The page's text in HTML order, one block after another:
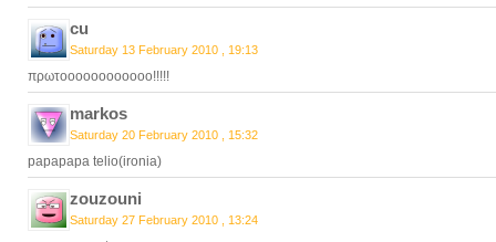
cu
Saturday 13 February 2010 , 19:13
πρωτοοοοοοοοοοοο!!!!!
markos
Saturday 20 February 2010 , 15:32
papapapa telio(ironia)
zouzouni
Saturday 27 February 2010 , 13:24